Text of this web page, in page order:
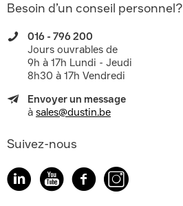
Besoin d’un conseil personnel?
016 - 796 200
Jours ouvrables de
9h à 17h Lundi - Jeudi
8h30 à 17h Vendredi
Envoyer un message
à sales@dustin.be
Suivez-nous